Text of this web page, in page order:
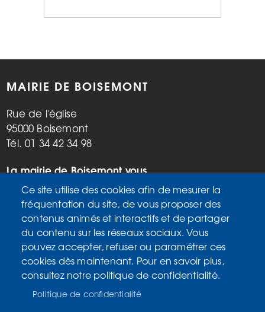
MAIRIE DE BOISEMONT
Rue de l'église
95000 Boisemont
Tél. 01 34 42 34 98
La mairie de Boisemont vous
accueille :
Mardi, vendredi de 9h à 12h et de
14h à 17h
Mercredi de 14h à 17h
Samedi de 9h à 12h
MENU
PIED
Accueil
Plan du site
Ce site utilise des cookies afin de mesurer la
fréquentation du site, de vous proposer des
contenus animés et interactifs et de partager
du contenu sur les réseaux sociaux. Vous
pouvez accepter, refuser ou paramétrer ces
cookies dès maintenant. Pour en savoir plus,
consultez notre politique de confidentialité.
Politique de confidentialité